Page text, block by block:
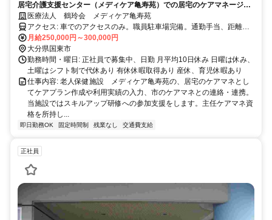
居宅介護支援センター（メディケア亀寿苑）での居宅のケアマネージャ
ーを募集！
医療法人 鶴玲会 メディケア亀寿苑
アクセス: 車でのアクセスのみ。職員駐車場完備。通勤手当、距離に
応じて支給します。
月給250,000円～300,000円
大分県国東市
勤務時間・曜日: 正社員で募集中、日勤 月平均10日休み 日曜は休み、
土曜はシフト制で代休あり 有休休暇取得あり 産休、育児休暇あり
仕事内容: 老人保健施設 メディケア亀寿苑の、居宅のケアマネとし
てケアプラン作成や利用実績の入力、市のケアマネとの連絡・連携。
当施設ではスキルアップ研修への参加支援をします。主任ケアマネ資
格を所持し...
即日勤務OK 固定時間制 残業なし 交通費支給
正社員